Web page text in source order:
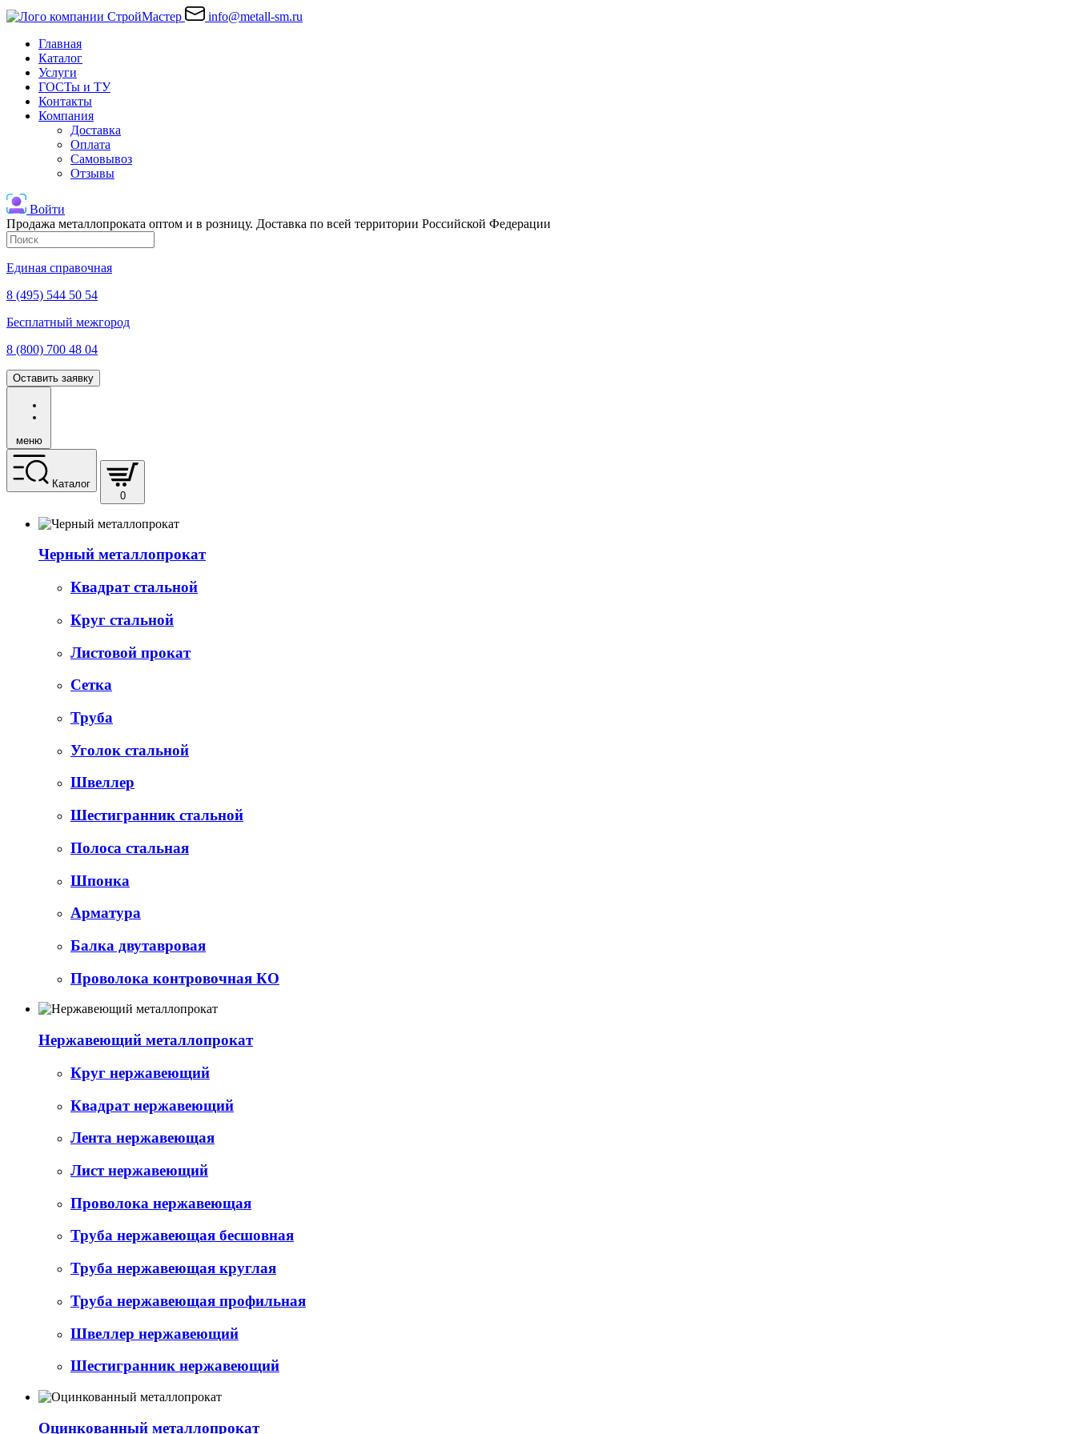
info@metall-sm.ru
Главная
Каталог
Услуги
ГОСТы и ТУ
Контакты
Компания
Доставка
Оплата
Самовывоз
Отзывы
Войти
Продажа металлопроката оптом и в розницу. Доставка по всей территории Российской Федерации
Единая справочная
8 (495) 544 50 54
Бесплатный межгород
8 (800) 700 48 04
Оставить заявку
меню
Каталог
0
Черный металлопрокат
Квадрат стальной
Круг стальной
Листовой прокат
Сетка
Труба
Уголок стальной
Швеллер
Шестигранник стальной
Полоса стальная
Шпонка
Арматура
Балка двутавровая
Проволока контровочная КО
Нержавеющий металлопрокат
Круг нержавеющий
Квадрат нержавеющий
Лента нержавеющая
Лист нержавеющий
Проволока нержавеющая
Труба нержавеющая бесшовная
Труба нержавеющая круглая
Труба нержавеющая профильная
Швеллер нержавеющий
Шестигранник нержавеющий
Оцинкованный металлопрокат